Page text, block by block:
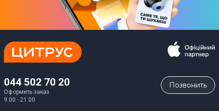
044 502 70 20
Оформить заказ
9:00 - 21:00
Позвонить